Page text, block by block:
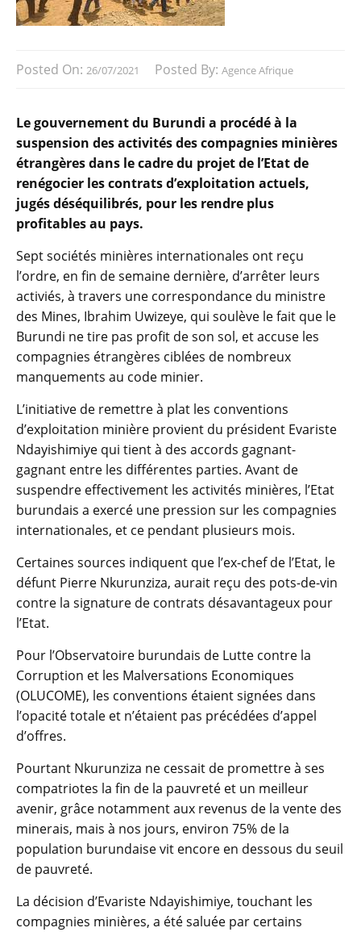
Posted On: 26/07/2021 Posted By: Agence Afrique
Le gouvernement du Burundi a procédé à la
suspension des activités des compagnies minières
étrangères dans le cadre du projet de l’Etat de
renégocier les contrats d’exploitation actuels,
jugés déséquilibrés, pour les rendre plus
profitables au pays.
Sept sociétés minières internationales ont reçu
l’ordre, en fin de semaine dernière, d’arrêter leurs
activiés, à travers une correspondance du ministre
des Mines, Ibrahim Uwizeye, qui soulève le fait que le
Burundi ne tire pas profit de son sol, et accuse les
compagnies étrangères ciblées de nombreux
manquements au code minier.
L’initiative de remettre à plat les conventions
d’exploitation minière provient du président Evariste
Ndayishimiye qui tient à des accords gagnant-
gagnant entre les différentes parties. Avant de
suspendre effectivement les activités minières, l’Etat
burundais a exercé une pression sur les compagnies
internationales, et ce pendant plusieurs mois.
Certaines sources indiquent que l’ex-chef de l’Etat, le
défunt Pierre Nkurunziza, aurait reçu des pots-de-vin
contre la signature de contrats désavantageux pour
l’Etat.
Pour l’Observatoire burundais de Lutte contre la
Corruption et les Malversations Economiques
(OLUCOME), les conventions étaient signées dans
l’opacité totale et n’étaient pas précédées d’appel
d’offres.
Pourtant Nkurunziza ne cessait de promettre à ses
compatriotes la fin de la pauvreté et un meilleur
avenir, grâce notamment aux revenus de la vente des
minerais, mais à nos jours, environ 75% de la
population burundaise vit encore en dessous du seuil
de pauvreté.
La décision d’Evariste Ndayishimiye, touchant les
compagnies minières, a été saluée par certains